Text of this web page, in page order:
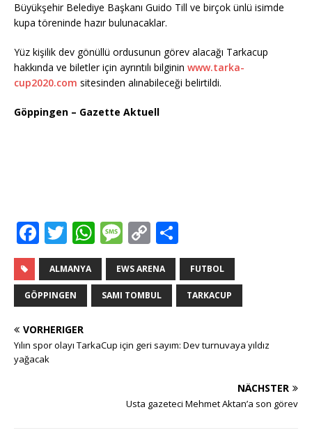
Büyükşehir Belediye Başkanı Guido Till ve birçok ünlü isimde
kupa töreninde hazır bulunacaklar.
Yüz kişilik dev gönüllü ordusunun görev alacağı Tarkacup
hakkında ve biletler için ayrıntılı bilginin www.tarka-
cup2020.com sitesinden alınabileceği belirtildi.
Göppingen – Gazette Aktuell
F
a
c
e
b
o
o
T
w
it
te
r
W
h
at
s
p
M
e
ss
a
e
C
o
p
y
n
ei
le
n
ALMANYA EWS ARENA FUTBOL
GÖPPINGEN SAMI TOMBUL TARKACUP
VORHERIGER
Yılın spor olayı TarkaCup için geri sayım: Dev turnuvaya yıldız
yağacak
NÄCHSTER
Usta gazeteci Mehmet Aktan’a son görev